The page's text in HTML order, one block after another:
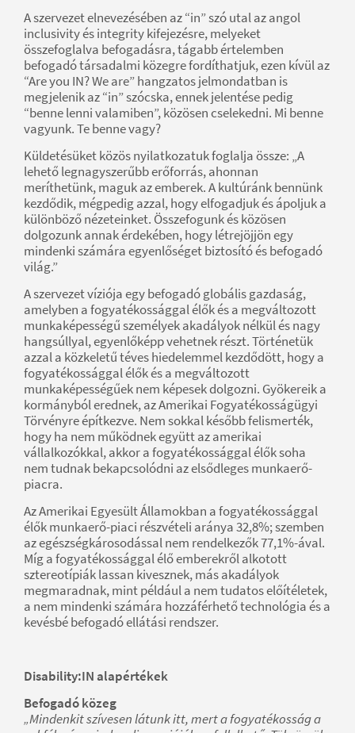
A szervezet elnevezésében az “in” szó utal az angol
inclusivity és integrity kifejezésre, melyeket
összefoglalva befogadásra, tágabb értelemben
befogadó társadalmi közegre fordíthatjuk, ezen kívül az
“Are you IN? We are” hangzatos jelmondatban is
megjelenik az “in” szócska, ennek jelentése pedig
“benne lenni valamiben”, közösen cselekedni. Mi benne
vagyunk. Te benne vagy?
Küldetésüket közös nyilatkozatuk foglalja össze: „A
lehető legnagyszerűbb erőforrás, ahonnan
meríthetünk, maguk az emberek. A kultúránk bennünk
kezdődik, mégpedig azzal, hogy elfogadjuk és ápoljuk a
különböző nézeteinket. Összefogunk és közösen
dolgozunk annak érdekében, hogy létrejöjjön egy
mindenki számára egyenlőséget biztosító és befogadó
világ.”
A szervezet víziója egy befogadó globális gazdaság,
amelyben a fogyatékossággal élők és a megváltozott
munkaképességű személyek akadályok nélkül és nagy
hangsúllyal, egyenlőképp vehetnek részt. Történetük
azzal a közkeletű téves hiedelemmel kezdődött, hogy a
fogyatékossággal élők és a megváltozott
munkaképességűek nem képesek dolgozni. Gyökereik a
kormányból erednek, az Amerikai Fogyatékosságügyi
Törvényre építkezve. Nem sokkal később felismerték,
hogy ha nem működnek együtt az amerikai
vállalkozókkal, akkor a fogyatékossággal élők soha
nem tudnak bekapcsolódni az elsődleges munkaerő-
piacra.
Az Amerikai Egyesült Államokban a fogyatékossággal
élők munkaerő-piaci részvételi aránya 32,8%; szemben
az egészségkárosodással nem rendelkezők 77,1%-ával.
Míg a fogyatékossággal élő emberekről alkotott
sztereotípiák lassan kivesznek, más akadályok
megmaradnak, mint például a nem tudatos előítéletek,
a nem mindenki számára hozzáférhető technológia és a
kevésbé befogadó ellátási rendszer.
Disability:IN alapértékek
Befogadó közeg
„Mindenkit szívesen látunk itt, mert a fogyatékosság a